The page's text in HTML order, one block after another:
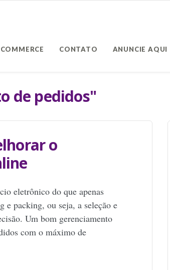
CONTATO ANUNCIE AQUI
de pedidos"
o
eletrônico do que apenas
e packing, ou seja, a seleção e
Um bom gerenciamento
com o máximo de